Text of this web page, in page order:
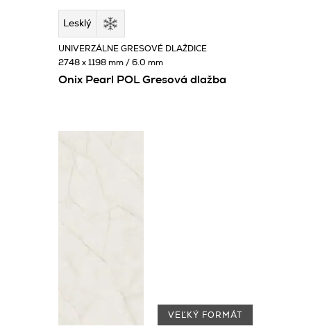
Lesklý
Onix Pearl POL Gresová dlažba
UNIVERZÁLNE GRESOVÉ DLAŽDICE
2748 x 1198 mm / 6.0 mm
VEĽKÝ FORMÁT